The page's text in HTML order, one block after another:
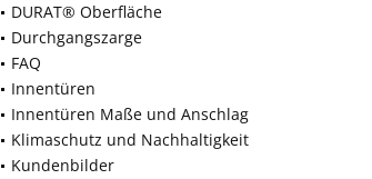
DURAT® Oberfläche
Durchgangszarge
FAQ
Innentüren
Innentüren Maße und Anschlag
Klimaschutz und Nachhaltigkeit
Kundenbilder